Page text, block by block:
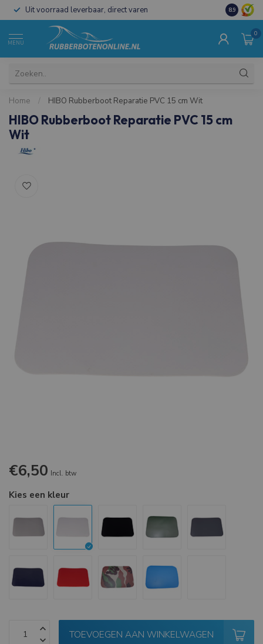
Uit voorraad leverbaar, direct varen Al 15 jaar
8.9
MENU
0
Home / HIBO Rubberboot Reparatie PVC 15 cm Wit
HIBO Rubberboot Reparatie PVC 15 cm
Wit
€6,50 Incl. btw
Kies een kleur
TOEVOEGEN AAN WINKELWAGEN